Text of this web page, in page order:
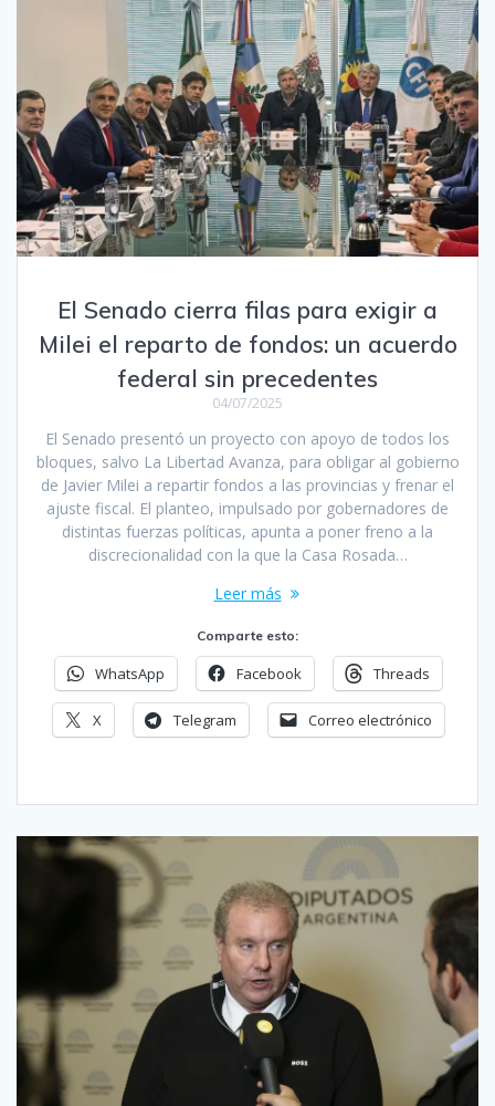
El Senado cierra filas para exigir a
Milei el reparto de fondos: un acuerdo
federal sin precedentes
04/07/2025
El Senado presentó un proyecto con apoyo de todos los
bloques, salvo La Libertad Avanza, para obligar al gobierno
de Javier Milei a repartir fondos a las provincias y frenar el
ajuste fiscal. El planteo, impulsado por gobernadores de
distintas fuerzas políticas, apunta a poner freno a la
discrecionalidad con la que la Casa Rosada…
Leer más
Comparte esto:
WhatsApp Facebook Threads
X Telegram Correo electrónico